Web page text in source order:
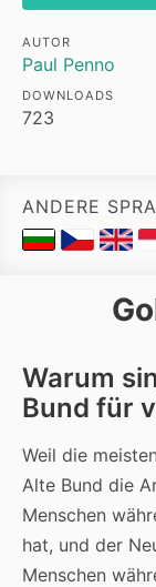
AUTOR
Paul Penno
DOWNLOADS
723
ANDERE
Warum
Bund für
Weil die
Alte Bund die
Menschen
hat, und der
Menschen